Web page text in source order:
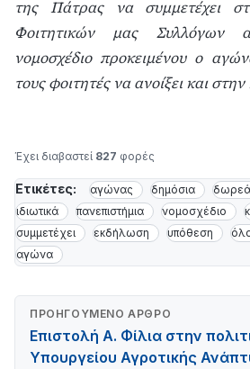
της Πάτρας να συμμετέχει
Φοιτητικών μας Συλλόγων
νομοσχέδιο προκειμένου ο
τους φοιτητές να ανοίξει και
Έχει διαβαστεί 827 φορές
Ετικέτες: αγώνας δημόσια
ιδιωτικά
πανεπιστήμια νομοσχέδιο
συμμετέχει
εκδήλωση υπόθεση
αγώνα
ΠΡΟΗΓΟΎΜΕΝΟ ΆΡΘΡΟ
Επιστολή Α. Φίλια στην
Υπουργείου Αγροτικής